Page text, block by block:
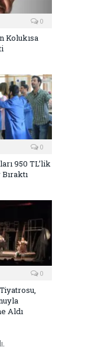
0
Kolukısa
0
950 TL’lik
0
Aldı